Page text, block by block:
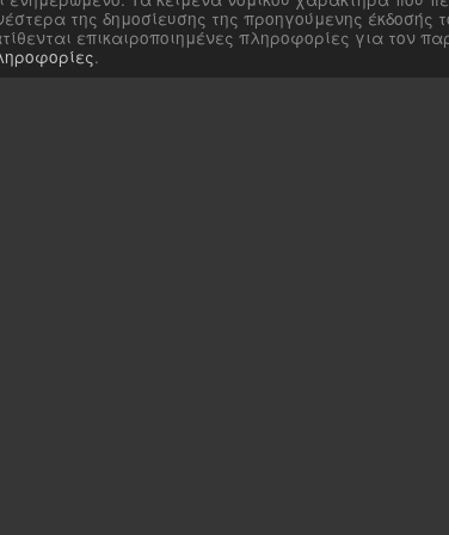
της δημοσίευσης της προηγούμενης έκδοσής
επικαιροποιημένες πληροφορίες για τον
.